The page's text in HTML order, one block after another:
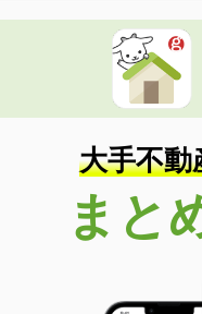
大手不動
まと